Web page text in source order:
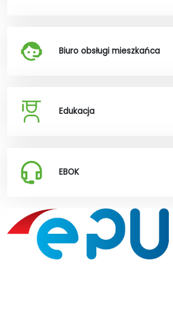
Biuro obsługi mieszkańca
Edukacja
EBOK